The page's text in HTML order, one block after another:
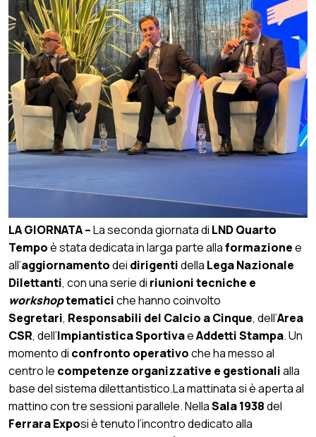
LA GIORNATA –La seconda giornata di LND Quarto
Tempoè stata dedicata in larga parte allaformazionee
all’aggiornamentodei dirigentidella Lega Nazionale
Dilettanti, con una serie di riunioni tecniche e
workshoptematiciche hanno coinvolto
Segretari, Responsabili del Calcio a Cinque, dell’Area
CSR, dell’Impiantistica SportivaeAddetti Stampa. Un
momento di confronto operativoche ha messo al
centro le competenze organizzative e gestionalialla
base del sistema dilettantistico.La mattinata si è aperta al
mattino con tre sessioni parallele. NellaSala 1938del
Ferrara Exposi è tenuto l’incontro dedicato alla